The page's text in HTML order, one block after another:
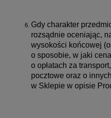
Gdy charakter
rozsądnie oceniając,
wysokości końcowej
o sposobie, w jaki
o opłatach za
pocztowe oraz o
w Sklepie w opisie